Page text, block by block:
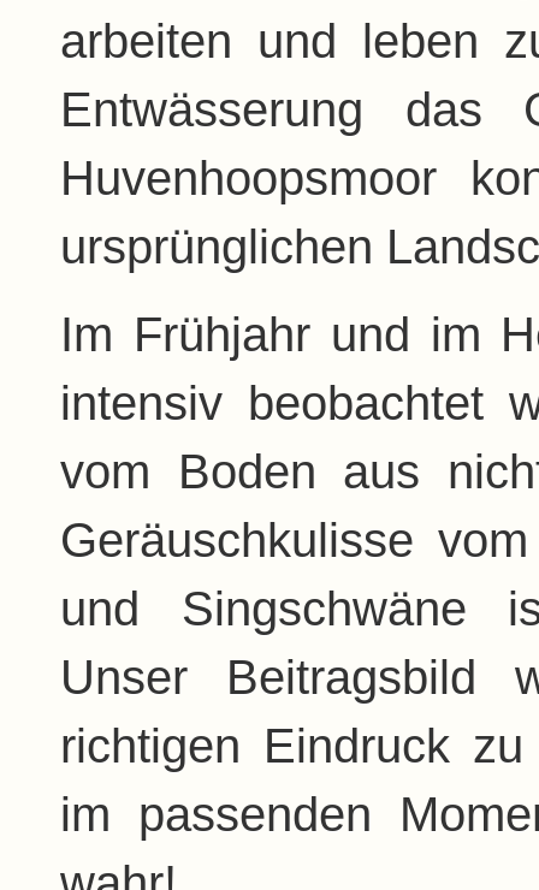
arbeiten und leben
Entwässerung
Huvenhoopsmoor
ursprünglichen
Im Frühjahr und im
intensiv beobachtet
vom Boden aus
Geräuschkulisse
und Singschwäne
Unser Beitragsbild
richtigen Eindruck
im passenden